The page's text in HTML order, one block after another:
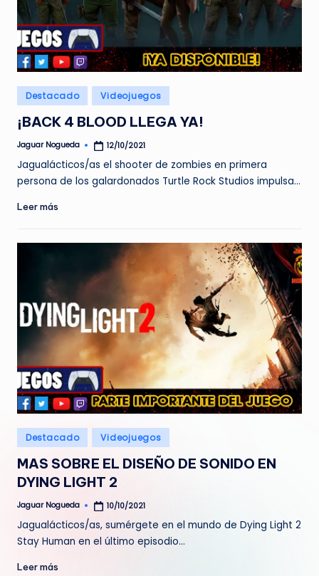
Publicado
en
Destacado Videojuegos
¡BACK 4 BLOOD LLEGA YA!
Publicado
Jaguar Nogueda 12/10/2021
Jagualácticos/as el shooter de zombies en primera
persona de los galardonados Turtle Rock Studios impulsa…
Leer más
Publicado
en
Destacado Videojuegos
MAS SOBRE EL DISEÑO DE SONIDO EN
DYING LIGHT 2
Publicado
Jaguar Nogueda 10/10/2021
Jagualácticos/as, sumérgete en el mundo de Dying Light 2
Stay Human en el último episodio…
Leer más